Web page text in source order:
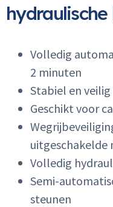
Volledig
2 minuten
Stabiel en
Geschikt voor
uitgeschakelde
Volledig
Semi-
steunen